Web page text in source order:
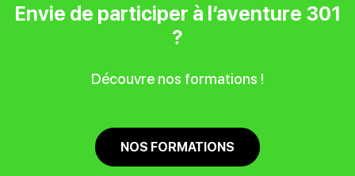
Envie de participer à l’aventure 301
?
Découvre nos formations !
NOS FORMATIONS